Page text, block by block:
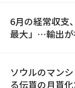
6月の経常収支
最大」…輸出が
ソウルのマン
る伝貰の月貰